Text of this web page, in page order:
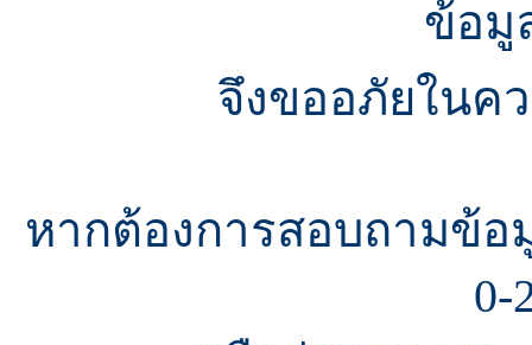
ข้อมู
จึงขออภัยในค
หากต้องการสอบถามข้อ
0-